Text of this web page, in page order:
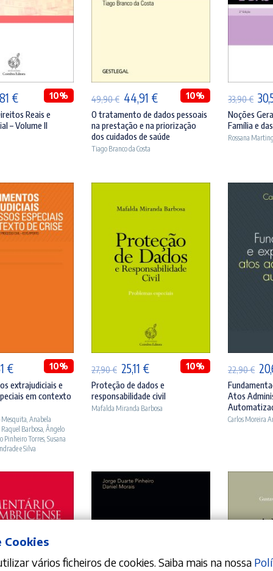
€O
preço
atual
10%
Reais e
– Volume II
49,90€ O
preço
original
era:
44,91 €O
preço
atual
10%
O tratamento de dados pessoais
na prestação e na priorização
dos cuidados de saúde
Tiago Branco da Costa
33,90€ O
era:
Noções
Família e
Rossana
€.
€O
preço
atual
é:
21,51 €.
10%
extrajudiciais e
em contexto
Mesquita,Anabela
Barbosa,Ângelo
Pinheiro Torres,Susana
e Silva
ADICIONAR
27,90€ O
preço
original
25,11 €O
preço
atual
10%
Proteção de dados e
responsabilidade civil
Mafalda Miranda Barbosa
22,90€ O
Atos
Carlos Moreira
Cookies
vários ficheiros de cookies. Saiba mais na nossa